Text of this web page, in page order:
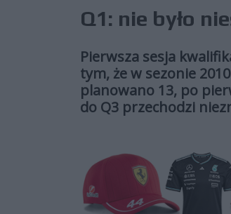
Q1: nie było
Pierwsza sesja
tym, że w sezonie
planowano 13, po
do Q3 przechodzi